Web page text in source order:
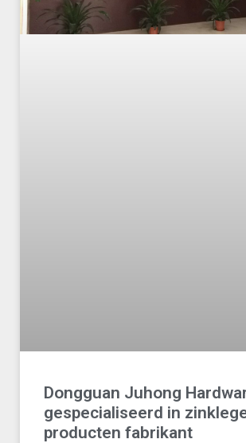
Dongguan Juhong
gespecialiseerd in
producten fabrikant